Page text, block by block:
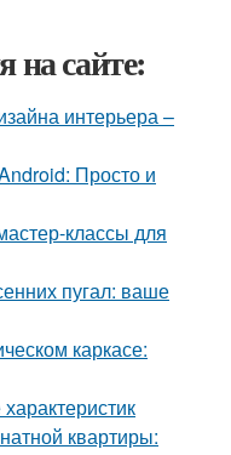
на сайте:
интерьера –
Просто и
классы для
пугал: ваше
каркасе:
квартиры: